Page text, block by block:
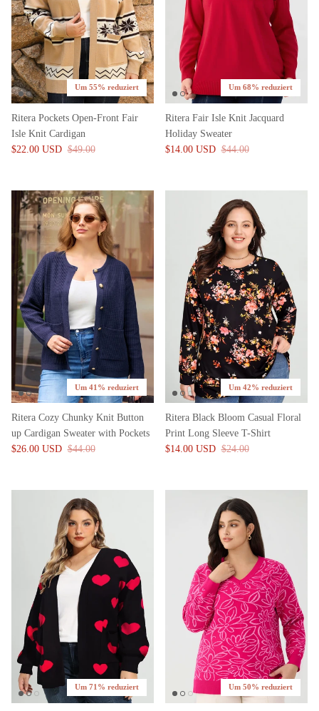
Um 55% reduziert
Ritera Pockets Open-Front Fair
Isle Knit Cardigan
$22.00 USD $49.00
Um 68% reduziert
Ritera Fair Isle Knit Jacquard
Holiday Sweater
$14.00 USD $44.00
Um 41% reduziert
Ritera Cozy Chunky Knit Button
up Cardigan Sweater with Pockets
$26.00 USD $44.00
Um 42% reduziert
Ritera Black Bloom Casual Floral
Print Long Sleeve T-Shirt
$14.00 USD $24.00
Um 71% reduziert Um 50% reduziert